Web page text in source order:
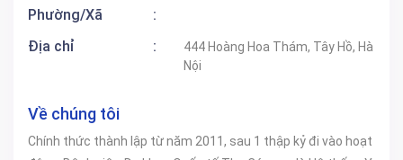
Phường/Xã
:
Địa chỉ
:
444 Hoàng Hoa Thám, Tây Hồ, Hà
Nội
Về chúng tôi
Chính thức thành lập từ năm 2011, sau 1 thập kỷ đi vào hoạt